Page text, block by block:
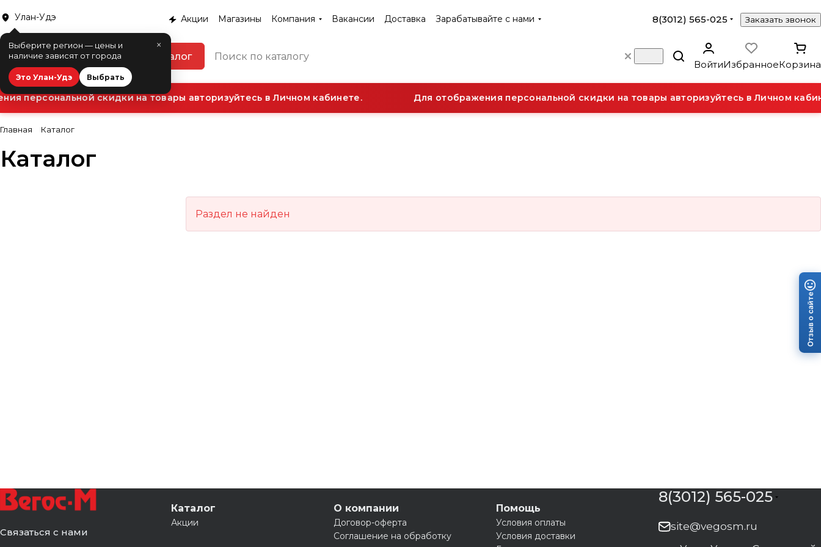
Улан-Удэ
×
Выберите регион — цены и
наличие зависят от города
Это Улан-Удэ Выбрать
Акции Магазины Компания Вакансии Доставка Зарабатывайте с нами 8(3012) 565-025 Заказать звонок
Каталог
ВойтиИзбранноеКорзина
персональной скидки на товары авторизуйтесь в Личном кабинете. Для отображения персональной скидки на товары авторизуйтесь в Личном
Главная Каталог
Каталог
Раздел не найден
Связаться с нами
Каталог
Акции
О компании
Договор-оферта
Соглашение на обработку
Помощь
Условия оплаты
Условия доставки
8(3012) 565-025
site@vegosm.ru
Отзыв о сайте